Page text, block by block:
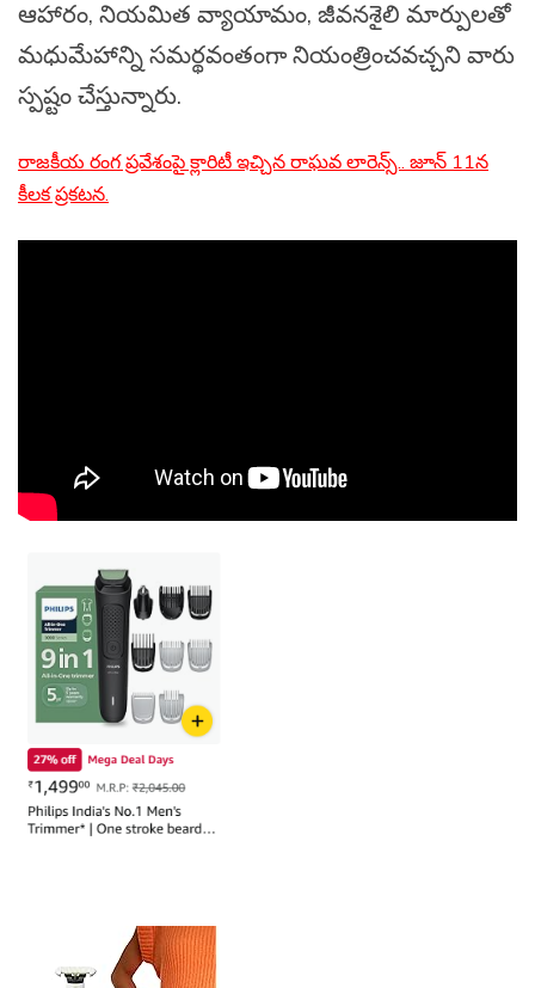
ఆహారం, నియమిత వ్యాయామం, జీవనశైలి మార్పులతో
మధుమేహాన్ని సమర్థవంతంగా నియంత్రించవచ్చని వారు
స్పష్టం చేస్తున్నారు.
రాజకీయ రంగ ప్రవేశంపై క్లారిటీ ఇచ్చిన రాఘవ లారెన్స్.. జూన్ 11న
కీలక ప్రకటన.